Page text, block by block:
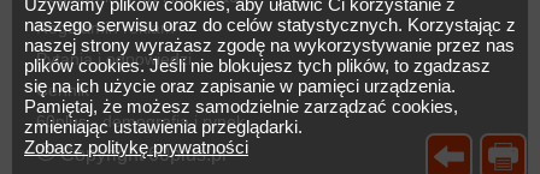
Używamy plików cookies, aby ułatwić Ci korzystanie z
naszego serwisu oraz do celów statystycznych. Korzystając z
naszej strony wyrażasz zgodę na wykorzystywanie przez nas
plików cookies. Jeśli nie blokujesz tych plików, to zgadzasz
się na ich użycie oraz zapisanie w pamięci urządzenia.
Pamiętaj, że możesz samodzielnie zarządzać cookies,
zmieniając ustawienia przeglądarki.
Zobacz politykę prywatności
Regulamin reklam
Pytania i odpowiedzi
Cennik
60plus - demografia i rynek
©Copyright 60plus.pl